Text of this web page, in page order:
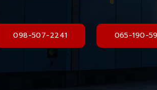
098-507-2241 065-190-